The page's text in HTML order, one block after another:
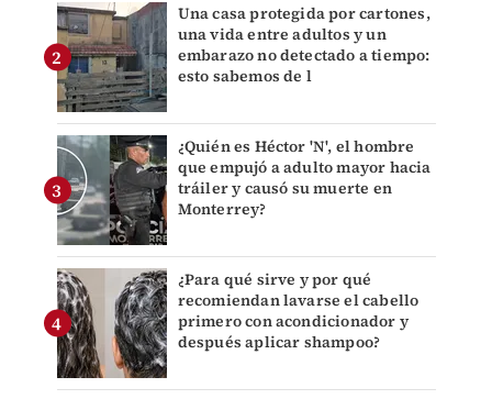
Una casa protegida por cartones,
una vida entre adultos y un
embarazo no detectado a tiempo:
esto sabemos de l
¿Quién es Héctor 'N', el hombre
que empujó a adulto mayor hacia
tráiler y causó su muerte en
Monterrey?
¿Para qué sirve y por qué
recomiendan lavarse el cabello
primero con acondicionador y
después aplicar shampoo?